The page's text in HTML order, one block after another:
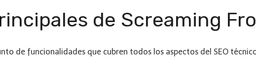
de Screaming
de funcionalidades que cubren todos los aspectos del SEO